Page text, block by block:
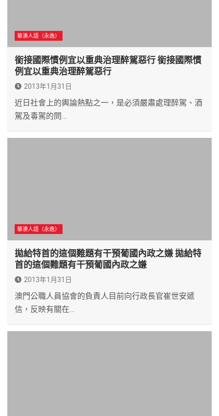
華澳人語（永逸）
銜接國際慣例宜以重典治理醉駕惡行 銜接國際慣
例宜以重典治理醉駕惡行
2013年1月31日
近日社會上的輿論熱點之一，是必須嚴肅處理醉駕、酒
駕及毒駕的問…
華澳人語（永逸）
拋給特首的這個難題有干預葡國內政之嫌 拋給特
首的這個難題有干預葡國內政之嫌
2013年1月31日
澳門公職人員協會的負責人目前向行政長官崔世安遞
信，反映有關在…